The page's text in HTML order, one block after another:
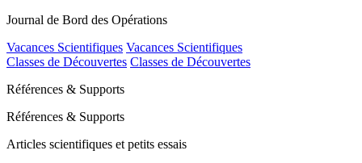
Journal de Bord des Opérations
Vacances Scientifiques Vacances Scientifiques
Classes de Découvertes Classes de Découvertes
Références & Supports
Références & Supports
Articles scientifiques et petits essais